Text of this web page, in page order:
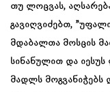
თუ ლოცვას,
გავიღვიძებთ,
მდაბალთა მოსცის
სინანულით და
მადლს მოგვანიჭებს